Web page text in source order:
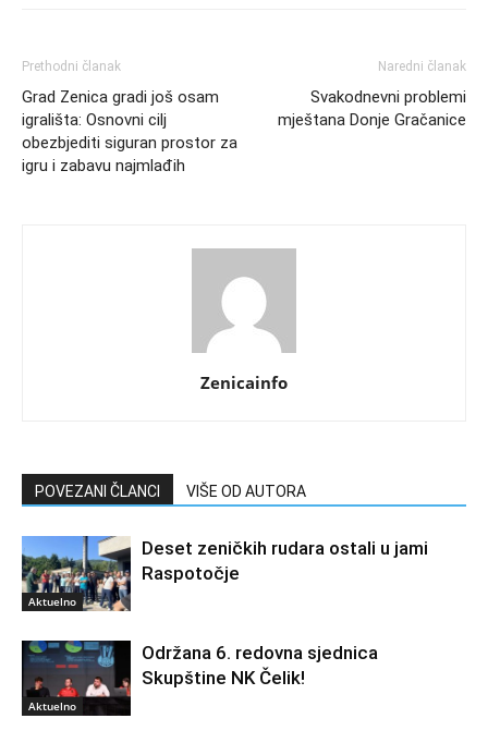
Prethodni članak
Grad Zenica gradi još osam
igrališta: Osnovni cilj
obezbjediti siguran prostor za
igru i zabavu najmlađih
Naredni članak
Svakodnevni problemi
mještana Donje Gračanice
Zenicainfo
POVEZANI ČLANCI VIŠE OD AUTORA
Aktuelno
Deset zeničkih rudara ostali u jami
Raspotočje
Aktuelno
Održana 6. redovna sjednica
Skupštine NK Čelik!